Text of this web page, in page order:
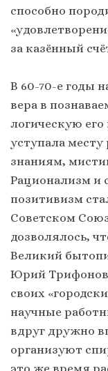
способно
за казённый
В 60-70-е годы
вера в
логическую
уступала месту
знаниям,
Рационализм и
позитивизм
Советском
дозволялось,
Великий
Юрий Трифонов
своих
научные
вдруг дружно
организуют